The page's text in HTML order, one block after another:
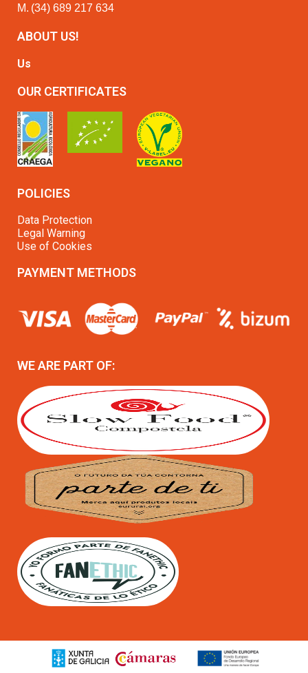
M. (34) 689 217 634
ABOUT US!
Us
OUR CERTIFICATES
POLICIES
Data Protection
Legal Warning
Use of Cookies
PAYMENT METHODS
WE ARE PART OF: